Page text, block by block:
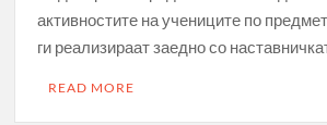
активностите на учениците по
ги реализираат заедно со
READ MORE